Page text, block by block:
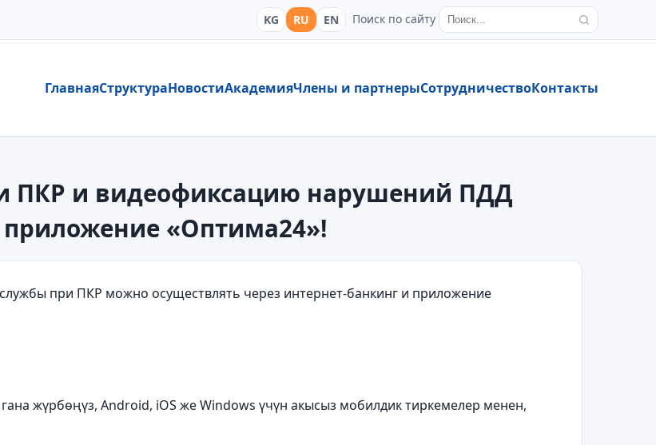
KG RU EN Поиск по сайту
ГлавнаяСтруктураНовостиАкадемияЧлены и партнерыСотрудничествоКонтакты
ПКР и видеофиксацию нарушений ПДД
«Оптима24»!
при ПКР можно осуществлять через интернет-банкинг и приложение
жүрбөңүз, Android, iOS же Windows үчүн акысыз мобилдик тиркемелер менен,